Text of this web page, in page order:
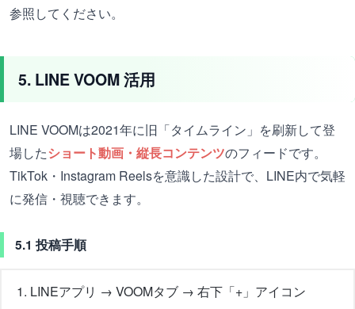
参照してください。
5. LINE VOOM 活用
LINE VOOMは2021年に旧「タイムライン」を刷新して登
場したショート動画・縦長コンテンツのフィードです。
TikTok・Instagram Reelsを意識した設計で、LINE内で気軽
に発信・視聴できます。
5.1 投稿手順
LINEアプリ → VOOMタブ → 右下「+」アイコン